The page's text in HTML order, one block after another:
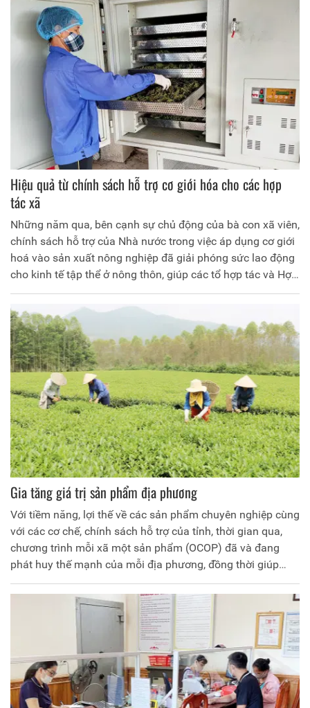
Hiệu quả từ chính sách hỗ trợ cơ giới hóa cho các hợp
tác xã
Những năm qua, bên cạnh sự chủ động của bà con xã viên,
chính sách hỗ trợ của Nhà nước trong việc áp dụng cơ giới
hoá vào sản xuất nông nghiệp đã giải phóng sức lao động
cho kinh tế tập thể ở nông thôn, giúp các tổ hợp tác và Hợp
tác xã (HTX) tạo ra nhiều sản phẩm chất lượng tốt, có sức
cạnh tranh trên thị trường. Từ đó, góp phần nâng cao thu
nhập cho người dân ở địa phương.
Gia tăng giá trị sản phẩm địa phương
Với tiềm năng, lợi thế về các sản phẩm chuyên nghiệp cùng
với các cơ chế, chính sách hỗ trợ của tỉnh, thời gian qua,
chương trình mỗi xã một sản phẩm (OCOP) đã và đang
phát huy thế mạnh của mỗi địa phương, đồng thời giúp
phát triển kinh tế khu vực nông thôn theo hướng gia tăng
giá trị nông sản, nâng cao năng lực cạnh tranh cho sản
phẩm của vùng Đất Tổ, đáp ứng nhu cầu ngày càng cao